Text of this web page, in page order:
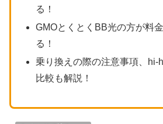
る！
GMOとくとくBB光の方が料
る！
乗り換えの際の注意事項、hi-
比較も解説！